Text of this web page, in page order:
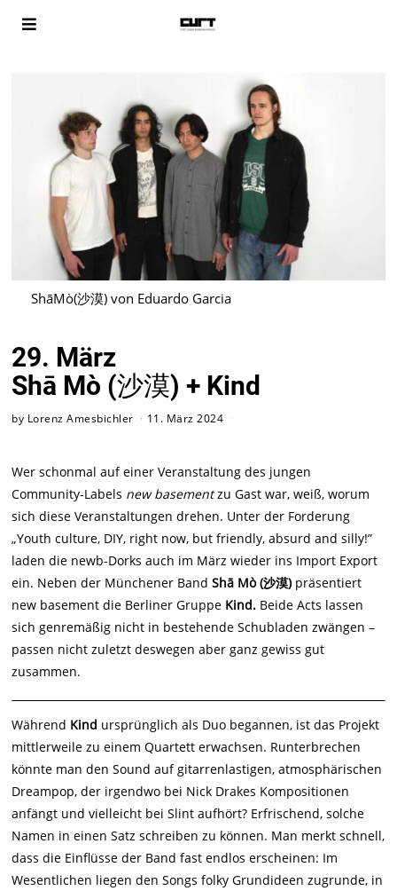
ShāMò(沙漠) von Eduardo Garcia
29. März
Shā Mò (沙漠) + Kind
by Lorenz Amesbichler 11. März 2024
Wer schonmal auf einer Veranstaltung des jungen
Community-Labels new basementzu Gast war, weiß, worum
sich diese Veranstaltungen drehen. Unter der Forderung
„Youth culture, DIY, right now, but friendly, absurd and silly!”
laden die newb-Dorks auch im März wieder ins Import Export
ein. Neben der Münchener BandShā Mò (沙漠)präsentiert
new basement die Berliner Gruppe Kind. Beide Acts lassen
sich genremäßig nicht in bestehende Schubladen zwängen –
passen nicht zuletzt deswegen aber ganz gewiss gut
zusammen.
Während Kind ursprünglich als Duo begannen, ist das Projekt
mittlerweile zu einem Quartett erwachsen. Runterbrechen
könnte man den Sound auf gitarrenlastigen, atmosphärischen
Dreampop, der irgendwo bei Nick Drakes Kompositionen
anfängt und vielleicht bei Slint aufhört? Erfrischend, solche
Namen in einen Satz schreiben zu können. Man merkt schnell,
dass die Einflüsse der Band fast endlos erscheinen: Im
Wesentlichen liegen den Songs folky Grundideen zugrunde, in